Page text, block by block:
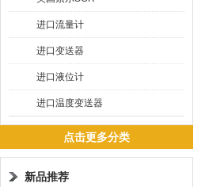
进口流量计
进口变送器
进口液位计
进口温度变送器
点击更多分类
新品推荐